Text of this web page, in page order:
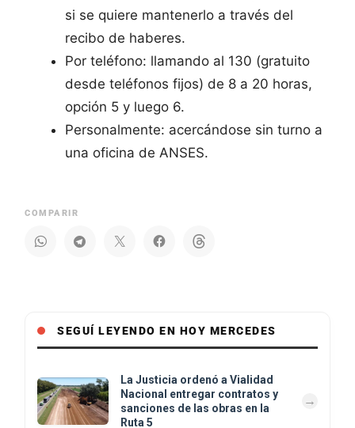
si se quiere mantenerlo a través del
recibo de haberes.
Por teléfono: llamando al 130 (gratuito
desde teléfonos fijos) de 8 a 20 horas,
opción 5 y luego 6.
Personalmente: acercándose sin turno a
una oficina de ANSES.
COMPARIR
SEGUÍ LEYENDO EN HOY MERCEDES
La Justicia ordenó a Vialidad
Nacional entregar contratos y
sanciones de las obras en la
Ruta 5